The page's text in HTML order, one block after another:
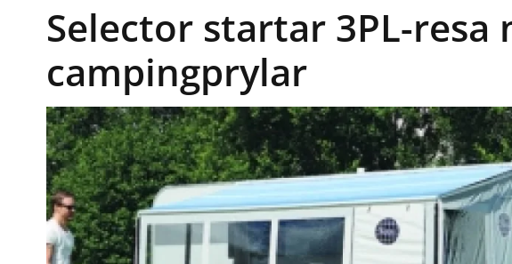
Selector startar 3PL-resa
campingprylar